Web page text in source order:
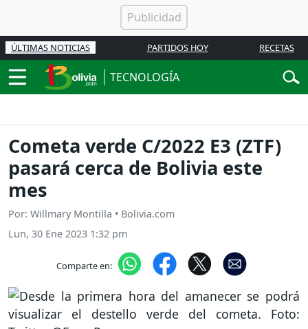
ÚLTIMAS NOTICIAS PARTIDOS HOY RECETAS
TECNOLOGÍA
Cometa verde C/2022 E3 (ZTF)
pasará cerca de Bolivia este
mes
Por: Willmary Montilla • Bolivia.com
Lun, 30 Ene 2023 1:32 pm
Comparte en: